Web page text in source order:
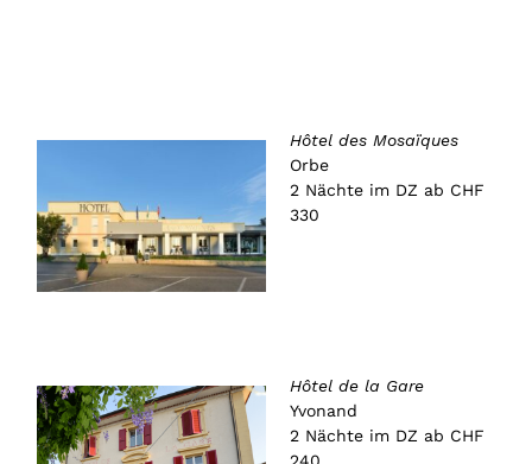
Hôtel des Mosaïques
Orbe
2 Nächte im DZ ab CHF
330
Hôtel de la Gare
Yvonand
2 Nächte im DZ ab CHF
240